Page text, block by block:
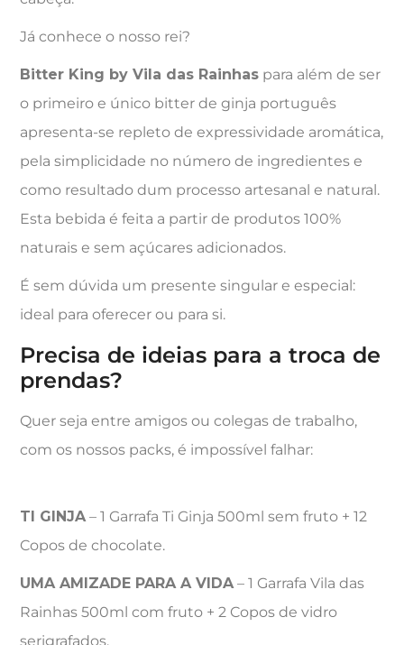
Já conhece o nosso rei?
Bitter King by Vila das Rainhas para além de ser
o primeiro e único bitter de ginja português
apresenta-se repleto de expressividade aromática,
pela simplicidade no número de ingredientes e
como resultado dum processo artesanal e natural.
Esta bebida é feita a partir de produtos 100%
naturais e sem açúcares adicionados.
É sem dúvida um presente singular e especial:
ideal para oferecer ou para si.
Precisa de ideias para a troca de
prendas?
Quer seja entre amigos ou colegas de trabalho,
com os nossos packs, é impossível falhar:
TI GINJA – 1 Garrafa Ti Ginja 500ml sem fruto + 12
Copos de chocolate.
UMA AMIZADE PARA A VIDA – 1 Garrafa Vila das
Rainhas 500ml com fruto + 2 Copos de vidro
serigrafados.